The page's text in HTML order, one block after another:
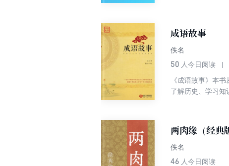
藏本之别译有第十
卷（慧苑）、华严
等。
成语故事
佚名
50 人今日阅读
《成语故事》本
了解历史、学习知
两肉缘（经典
佚名
46 人今日阅读